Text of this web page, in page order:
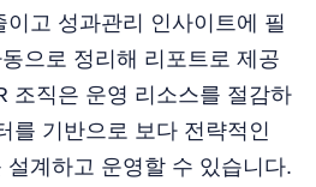
고 성과관리 인사이트에 필
으로 정리해 리포트로 제공
조직은 운영 리소스를 절감하
를 기반으로 보다 전략적인
설계하고 운영할 수 있습니다.